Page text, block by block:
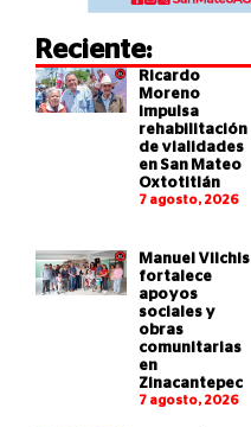
Reciente:
Ricardo
Moreno
impulsa
rehabilitación
de vialidades
en San Mateo
Oxtotitlán
7 agosto, 2026
Manuel Vilchis
fortalece
apoyos
sociales y
obras
comunitarias
en
Zinacantepec
7 agosto, 2026